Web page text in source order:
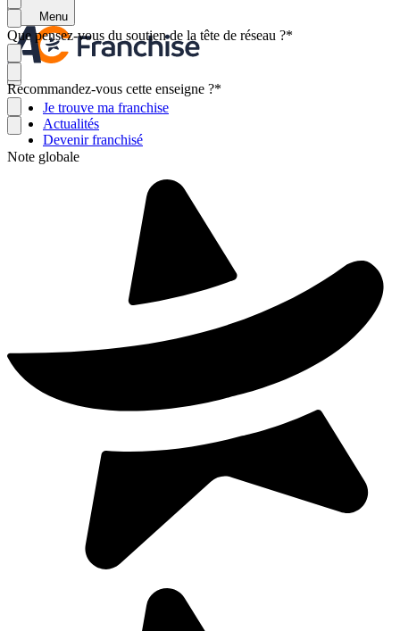
Menu
Je trouve ma franchise
Actualités
Devenir franchisé
Que pensez-vous du soutien de la tête de réseau ?*
Recommandez-vous cette enseigne ?*
Note globale